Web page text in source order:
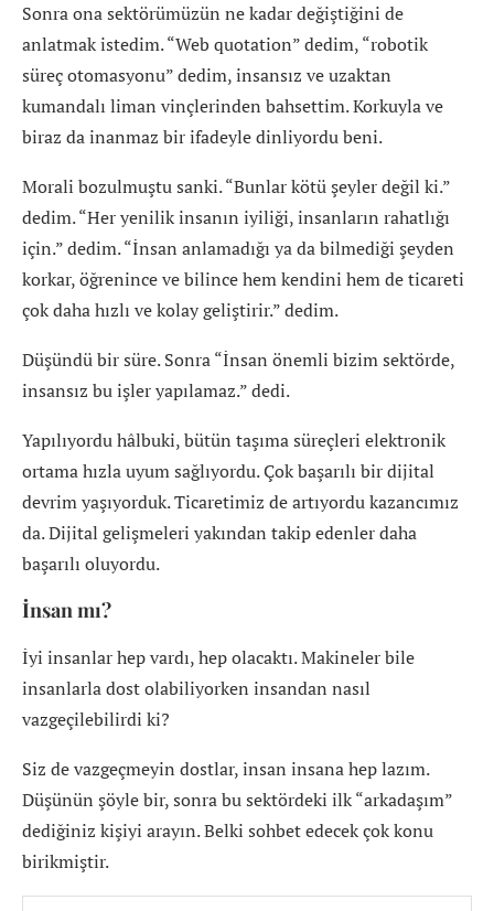
Sonra ona sektörümüzün ne kadar değiştiğini de
anlatmak istedim. “Web quotation” dedim, “robotik
süreç otomasyonu” dedim, insansız ve uzaktan
kumandalı liman vinçlerinden bahsettim. Korkuyla ve
biraz da inanmaz bir ifadeyle dinliyordu beni.
Morali bozulmuştu sanki. “Bunlar kötü şeyler değil ki.”
dedim. “Her yenilik insanın iyiliği, insanların rahatlığı
için.” dedim. “İnsan anlamadığı ya da bilmediği şeyden
korkar, öğrenince ve bilince hem kendini hem de ticareti
çok daha hızlı ve kolay geliştirir.” dedim.
Düşündü bir süre. Sonra “İnsan önemli bizim sektörde,
insansız bu işler yapılamaz.” dedi.
Yapılıyordu hâlbuki, bütün taşıma süreçleri elektronik
ortama hızla uyum sağlıyordu. Çok başarılı bir dijital
devrim yaşıyorduk. Ticaretimiz de artıyordu kazancımız
da. Dijital gelişmeleri yakından takip edenler daha
başarılı oluyordu.
İnsan mı?
İyi insanlar hep vardı, hep olacaktı. Makineler bile
insanlarla dost olabiliyorken insandan nasıl
vazgeçilebilirdi ki?
Siz de vazgeçmeyin dostlar, insan insana hep lazım.
Düşünün şöyle bir, sonra bu sektördeki ilk “arkadaşım”
dediğiniz kişiyi arayın. Belki sohbet edecek çok konu
birikmiştir.